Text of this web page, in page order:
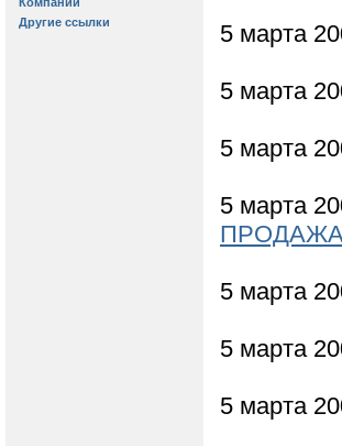
5 марта
5 марта
5 марта
5 марта
5 марта
5 марта
5 марта